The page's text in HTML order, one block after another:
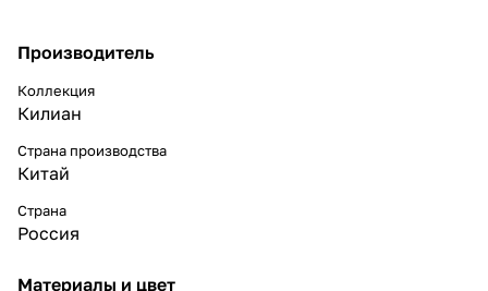
Производитель
Коллекция
Килиан
Страна производства
Китай
Страна
Россия
Материалы и цвет